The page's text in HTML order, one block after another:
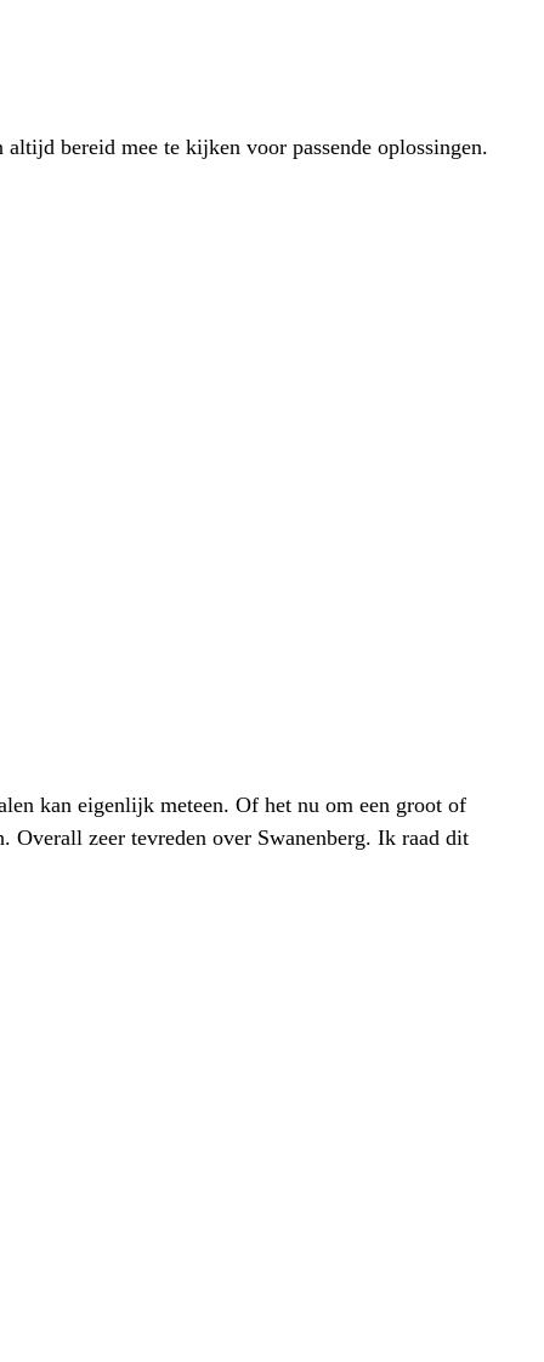
bereid mee te kijken voor passende oplossingen.
kan eigenlijk meteen. Of het nu om een groot of
Overall zeer tevreden over Swanenberg. Ik raad dit